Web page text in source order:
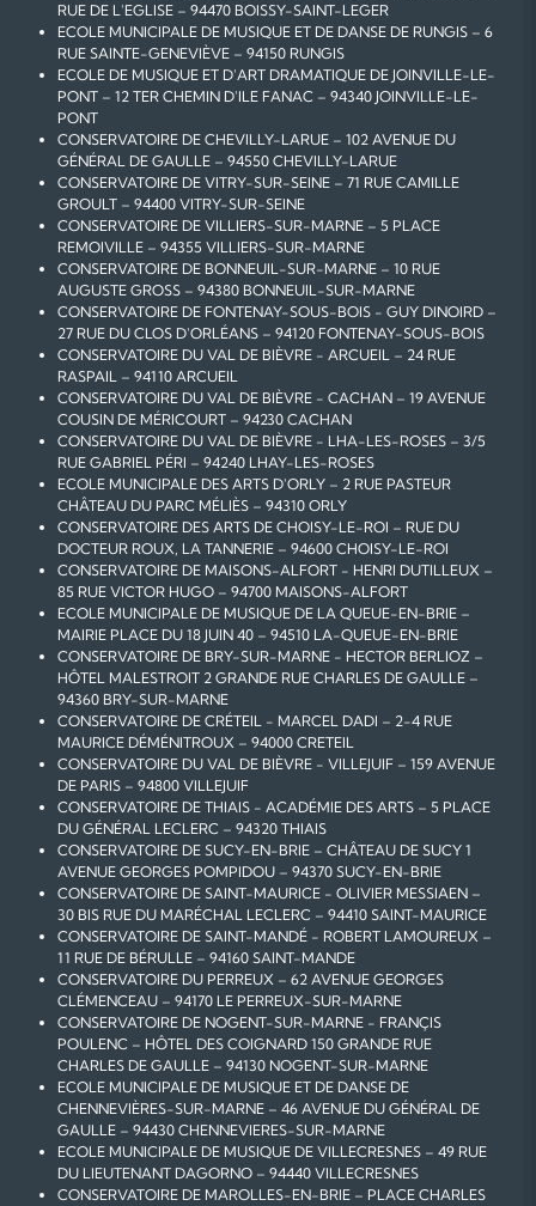
RUE DE L'EGLISE – 94470 BOISSY-SAINT-LEGER
ECOLE MUNICIPALE DE MUSIQUE ET DE DANSE DE RUNGIS – 6
RUE SAINTE-GENEVIÈVE – 94150 RUNGIS
ECOLE DE MUSIQUE ET D'ART DRAMATIQUE DE JOINVILLE-LE-
PONT – 12 TER CHEMIN D'ILE FANAC – 94340 JOINVILLE-LE-
PONT
CONSERVATOIRE DE CHEVILLY-LARUE – 102 AVENUE DU
GÉNÉRAL DE GAULLE – 94550 CHEVILLY-LARUE
CONSERVATOIRE DE VITRY-SUR-SEINE – 71 RUE CAMILLE
GROULT – 94400 VITRY-SUR-SEINE
CONSERVATOIRE DE VILLIERS-SUR-MARNE – 5 PLACE
REMOIVILLE – 94355 VILLIERS-SUR-MARNE
CONSERVATOIRE DE BONNEUIL-SUR-MARNE – 10 RUE
AUGUSTE GROSS – 94380 BONNEUIL-SUR-MARNE
CONSERVATOIRE DE FONTENAY-SOUS-BOIS - GUY DINOIRD –
27 RUE DU CLOS D'ORLÉANS – 94120 FONTENAY-SOUS-BOIS
CONSERVATOIRE DU VAL DE BIÈVRE - ARCUEIL – 24 RUE
RASPAIL – 94110 ARCUEIL
CONSERVATOIRE DU VAL DE BIÈVRE - CACHAN – 19 AVENUE
COUSIN DE MÉRICOURT – 94230 CACHAN
CONSERVATOIRE DU VAL DE BIÈVRE - LHA-LES-ROSES – 3/5
RUE GABRIEL PÉRI – 94240 LHAY-LES-ROSES
ECOLE MUNICIPALE DES ARTS D'ORLY – 2 RUE PASTEUR
CHÂTEAU DU PARC MÉLIÈS – 94310 ORLY
CONSERVATOIRE DES ARTS DE CHOISY-LE-ROI – RUE DU
DOCTEUR ROUX, LA TANNERIE – 94600 CHOISY-LE-ROI
CONSERVATOIRE DE MAISONS-ALFORT - HENRI DUTILLEUX –
85 RUE VICTOR HUGO – 94700 MAISONS-ALFORT
ECOLE MUNICIPALE DE MUSIQUE DE LA QUEUE-EN-BRIE –
MAIRIE PLACE DU 18 JUIN 40 – 94510 LA-QUEUE-EN-BRIE
CONSERVATOIRE DE BRY-SUR-MARNE - HECTOR BERLIOZ –
HÔTEL MALESTROIT 2 GRANDE RUE CHARLES DE GAULLE –
94360 BRY-SUR-MARNE
CONSERVATOIRE DE CRÉTEIL - MARCEL DADI – 2-4 RUE
MAURICE DÉMÉNITROUX – 94000 CRETEIL
CONSERVATOIRE DU VAL DE BIÈVRE - VILLEJUIF – 159 AVENUE
DE PARIS – 94800 VILLEJUIF
CONSERVATOIRE DE THIAIS - ACADÉMIE DES ARTS – 5 PLACE
DU GÉNÉRAL LECLERC – 94320 THIAIS
CONSERVATOIRE DE SUCY-EN-BRIE – CHÂTEAU DE SUCY 1
AVENUE GEORGES POMPIDOU – 94370 SUCY-EN-BRIE
CONSERVATOIRE DE SAINT-MAURICE - OLIVIER MESSIAEN –
30 BIS RUE DU MARÉCHAL LECLERC – 94410 SAINT-MAURICE
CONSERVATOIRE DE SAINT-MANDÉ - ROBERT LAMOUREUX –
11 RUE DE BÉRULLE – 94160 SAINT-MANDE
CONSERVATOIRE DU PERREUX – 62 AVENUE GEORGES
CLÉMENCEAU – 94170 LE PERREUX-SUR-MARNE
CONSERVATOIRE DE NOGENT-SUR-MARNE - FRANÇIS
POULENC – HÔTEL DES COIGNARD 150 GRANDE RUE
CHARLES DE GAULLE – 94130 NOGENT-SUR-MARNE
ECOLE MUNICIPALE DE MUSIQUE ET DE DANSE DE
CHENNEVIÈRES-SUR-MARNE – 46 AVENUE DU GÉNÉRAL DE
GAULLE – 94430 CHENNEVIERES-SUR-MARNE
ECOLE MUNICIPALE DE MUSIQUE DE VILLECRESNES – 49 RUE
DU LIEUTENANT DAGORNO – 94440 VILLECRESNES
CONSERVATOIRE DE MAROLLES-EN-BRIE – PLACE CHARLES